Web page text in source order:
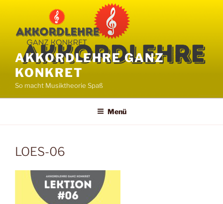
springen
AKKORDLEHRE GANZ
KONKRET
So macht Musiktheorie Spaß
Menü
LOES-06